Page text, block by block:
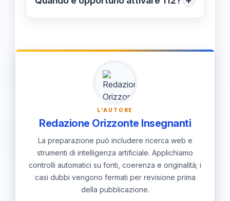
scuola e famiglia, tenendo traccia
Chiama 112 per minori in pericolo
cyberbullismo con ricadute
scolastiche o online, usa la helpline e
le procedure della scuola per un
intervento mirato.
L'AUTORE
Redazione Orizzonte Insegnanti
La preparazione può includere ricerca web e
strumenti di intelligenza artificiale. Applichiamo
controlli automatici su fonti, coerenza e originalità; i
casi dubbi vengono fermati per revisione prima
della pubblicazione.